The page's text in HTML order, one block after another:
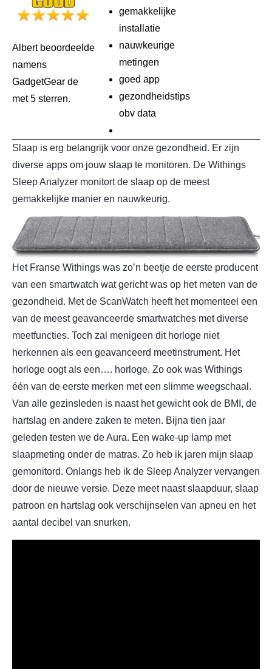
Albert beoordeelde
namens
GadgetGear de
met 5 sterren.
gemakkelijke
installatie
nauwkeurige
metingen
goed app
gezondheidstips
obv data
Slaap is erg belangrijk voor onze gezondheid. Er zijn
diverse apps om jouw slaap te monitoren. De Withings
Sleep Analyzer monitort de slaap op de meest
gemakkelijke manier en nauwkeurig.
Het Franse Withings was zo’n beetje de eerste producent
van een smartwatch wat gericht was op het meten van de
gezondheid. Met de ScanWatch heeft het momenteel een
van de meest geavanceerde smartwatches met diverse
meetfuncties. Toch zal menigeen dit horloge niet
herkennen als een geavanceerd meetinstrument. Het
horloge oogt als een…. horloge. Zo ook was Withings
één van de eerste merken met een slimme weegschaal.
Van alle gezinsleden is naast het gewicht ook de BMI, de
hartslag en andere zaken te meten. Bijna tien jaar
geleden testen we de Aura. Een wake-up lamp met
slaapmeting onder de matras. Zo heb ik jaren mijn slaap
gemonitord. Onlangs heb ik de Sleep Analyzer vervangen
door de nieuwe versie. Deze meet naast slaapduur, slaap
patroon en hartslag ook verschijnselen van apneu en het
aantal decibel van snurken.